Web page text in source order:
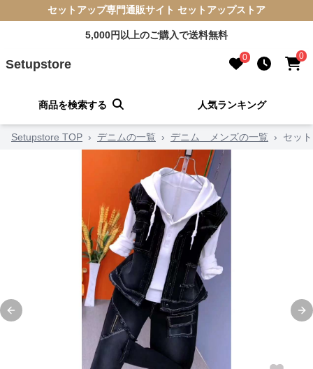
セットアップ専門通販サイト セットアップストア
5,000円以上のご購入で送料無料
Setupstore 0 0
商品を検索する 人気ランキング
Setupstore TOP › デニムの一覧 › デニム メンズの一覧 › セッ
Previous slide